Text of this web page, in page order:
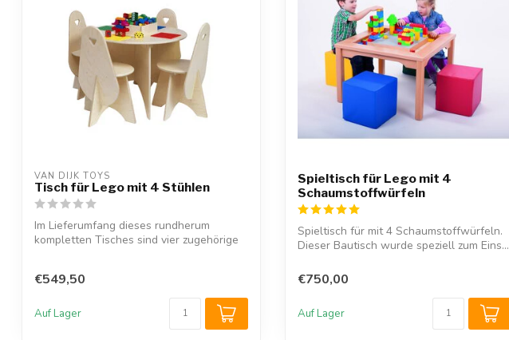
VAN DIJK TOYS
Tisch für Lego mit 4 Stühlen
Im Lieferumfang dieses rundherum
kompletten Tisches sind vier zugehörige
€549,50
Auf Lager
Spieltisch für Lego mit 4
Schaumstoffwürfeln
Spieltisch für mit 4 Schaumstoffwürfeln.
Dieser Bautisch wurde speziell zum Eins...
€750,00
Auf Lager